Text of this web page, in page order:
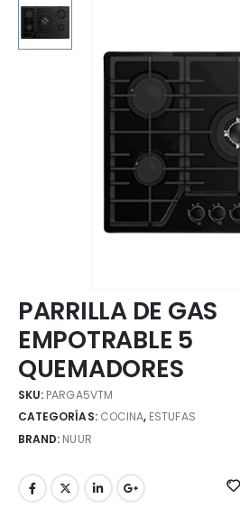
PARRILLA DE GAS
EMPOTRABLE 5
QUEMADORES
SKU: PARGA5VTM
CATEGORÍAS: COCINA, ESTUFAS
BRAND: NUUR